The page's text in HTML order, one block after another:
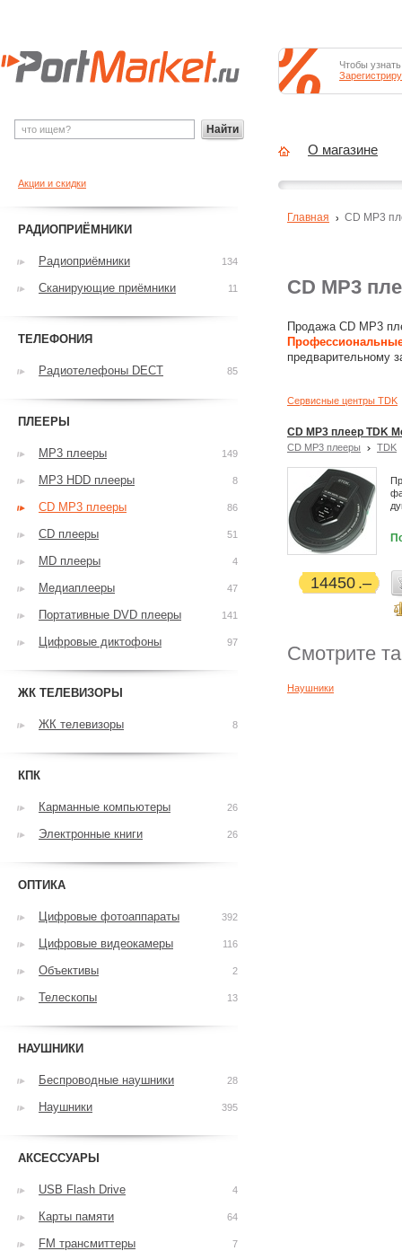
CD MP3
Продажа CD MP3
предварительному
Сервисные центры TDK
CD MP3 плеер TDK
CD MP3 плееры TDK
14450
Смотрите
Наушники
Главная CD MP3
Акции и скидки
РАДИОПРИЁМНИКИ
Радиоприёмники 134
Сканирующие приёмники 11
ТЕЛЕФОНИЯ
Радиотелефоны DECT 85
ПЛЕЕРЫ
MP3 плееры 149
MP3 HDD плееры 8
CD MP3 плееры 86
CD плееры 51
MD плееры 4
Медиаплееры 47
Портативные DVD плееры 141
Цифровые диктофоны 97
ЖК ТЕЛЕВИЗОРЫ
ЖК телевизоры 8
КПК
Карманные компьютеры 26
Электронные книги 26
ОПТИКА
Цифровые фотоаппараты 392
Цифровые видеокамеры 116
Объективы 2
Телескопы 13
НАУШНИКИ
Беспроводные наушники 28
Наушники 395
АКСЕССУАРЫ
USB Flash Drive 4
Карты памяти 64
FM трансмиттеры 7
Найти
Чтобы
О магазине